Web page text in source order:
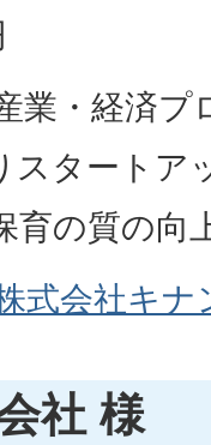
業・経済
スタートア
育の質の向
式会社キナ
社 様